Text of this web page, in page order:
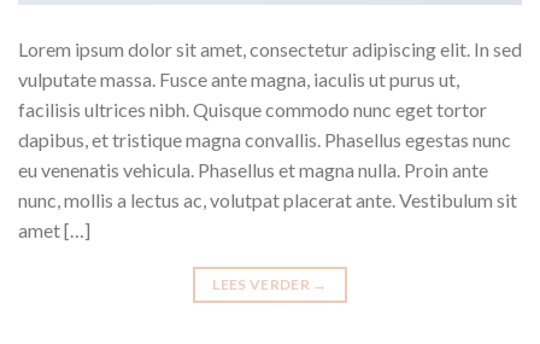
Lorem ipsum dolor sit amet, consectetur adipiscing elit. In sed
vulputate massa. Fusce ante magna, iaculis ut purus ut,
facilisis ultrices nibh. Quisque commodo nunc eget tortor
dapibus, et tristique magna convallis. Phasellus egestas nunc
eu venenatis vehicula. Phasellus et magna nulla. Proin ante
nunc, mollis a lectus ac, volutpat placerat ante. Vestibulum sit
amet […]
LEES VERDER →